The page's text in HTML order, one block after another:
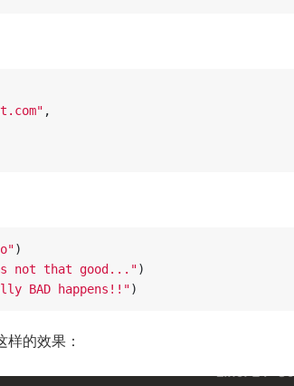
,
)
not that good...")
BAD happens!!")
样的效果：